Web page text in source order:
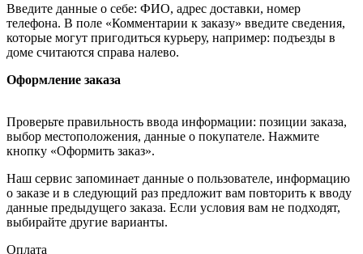
Введите данные о себе: ФИО, адрес доставки, номер
телефона. В поле «Комментарии к заказу» введите сведения,
которые могут пригодиться курьеру, например: подъезды в
доме считаются справа налево.
Оформление заказа
Проверьте правильность ввода информации: позиции заказа,
выбор местоположения, данные о покупателе. Нажмите
кнопку «Оформить заказ».
Наш сервис запоминает данные о пользователе, информацию
о заказе и в следующий раз предложит вам повторить к вводу
данные предыдущего заказа. Если условия вам не подходят,
выбирайте другие варианты.
Оплата